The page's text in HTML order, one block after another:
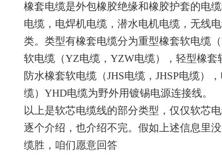
橡套电缆是外包橡胶绝缘和橡胶护套的电
电缆，电焊机电缆，潜水电机电缆，无线
类。类型有橡套电缆分为重型橡套软电缆
软电缆（YZ电缆，YZW电缆），轻型橡
防水橡套软电缆（JHS电缆，JHSP电缆）
缆）YHD电缆为野外用镀锡电源连接线。
以上是软芯电缆线的部分类型，仅仅软芯
逐个介绍，也介绍不完。假如上述信息里
缆胜，咱们愿意回答